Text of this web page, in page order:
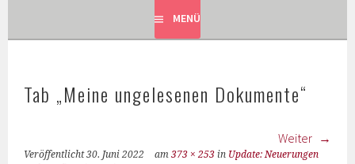
MENÜ
Tab „Meine ungelesenen Dokumente“
Weiter
Veröffentlicht30. Juni 2022 am373 × 253 in Update: Neuerungen